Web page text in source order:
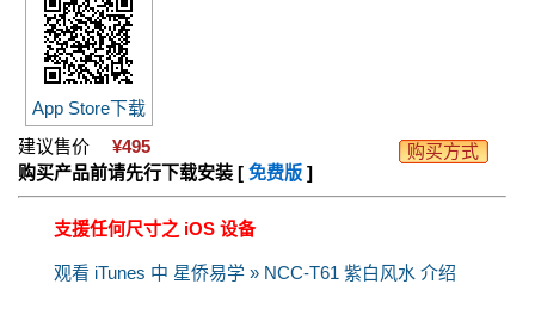
App Store下载
建议售价
¥495
购买方式
购买产品前请先行下载安装 [ 免费版]
支援任何尺寸之 iOS 设备
观看 iTunes 中 星侨易学 » NCC-T61 紫白风水 介绍